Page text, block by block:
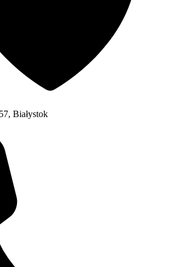
Białystok